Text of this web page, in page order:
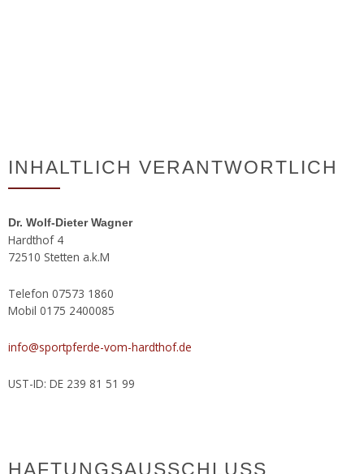
INHALTLICH VERANTWORTLICH
Dr. Wolf-Die­ter Wag­ner
Hard­thof 4
72510 Stet­ten a.k.M
Tele­fon 07573 1860
Mobil 0175 2400085
info@sportpferde-vom-hardthof.de
UST-​ID: DE 239 81 51 99
HAFTUNGSAUSSCHLUSS